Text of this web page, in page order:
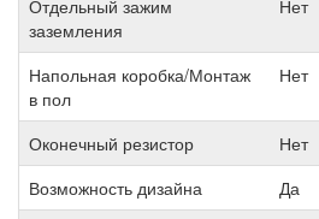
Отдельный зажим
заземления
Нет
Напольная коробка/Монтаж
в пол
Нет
Оконечный резистор
Нет
Возможность дизайна
Да